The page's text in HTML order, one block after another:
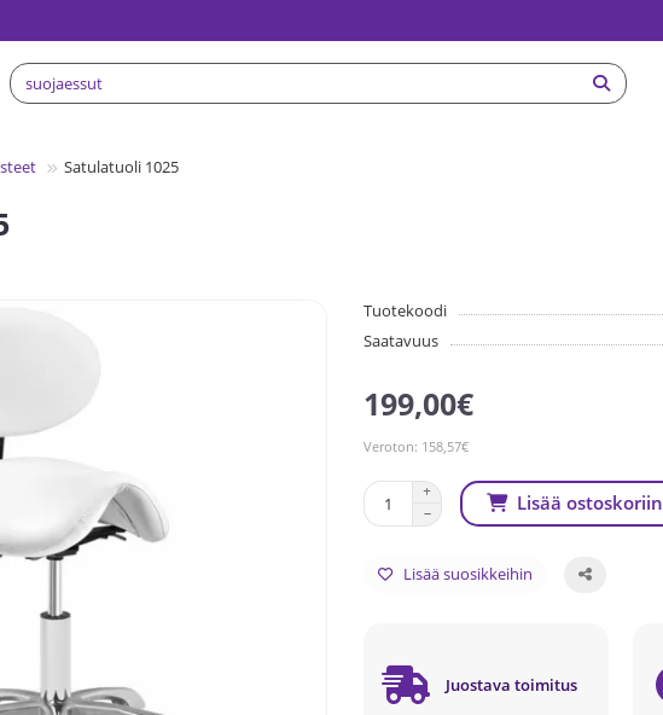
Satulatuoli 1025
Tuotekoodi
Saatavuus
199,00€
Veroton: 158,57€
Lisää ostoskoriin
Lisää suosikkeihin
Juostava toimitus